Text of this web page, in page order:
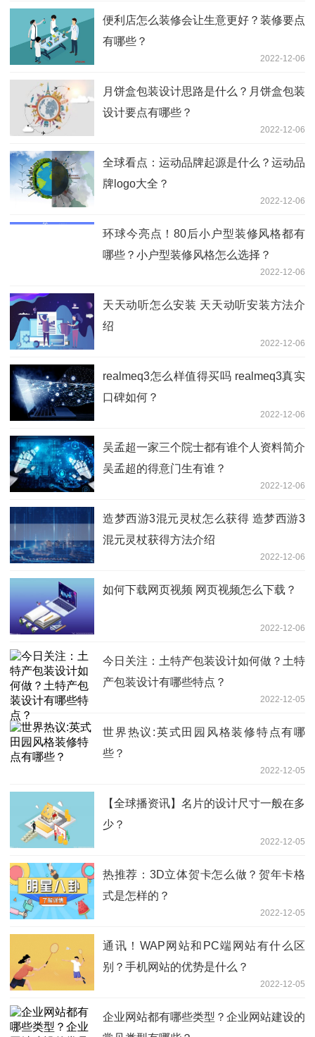
便利店怎么装修会让生意更好？装修要点
有哪些？
2022-12-06
月饼盒包装设计思路是什么？月饼盒包装
设计要点有哪些？
2022-12-06
全球看点：运动品牌起源是什么？运动品
牌logo大全？
2022-12-06
环球今亮点！80后小户型装修风格都有
哪些？小户型装修风格怎么选择？
2022-12-06
天天动听怎么安装 天天动听安装方法介
绍
2022-12-06
realmeq3怎么样值得买吗 realmeq3真实
口碑如何？
2022-12-06
吴孟超一家三个院士都有谁个人资料简介
吴孟超的得意门生有谁？
2022-12-06
造梦西游3混元灵杖怎么获得 造梦西游3
混元灵杖获得方法介绍
2022-12-06
如何下载网页视频 网页视频怎么下载？
2022-12-06
今日关注：土特产包装设计如何做？土特
产包装设计有哪些特点？
2022-12-05
世界热议:英式田园风格装修特点有哪
些？
2022-12-05
【全球播资讯】名片的设计尺寸一般在多
少？
2022-12-05
热推荐：3D立体贺卡怎么做？贺年卡格
式是怎样的？
2022-12-05
通讯！WAP网站和PC端网站有什么区
别？手机网站的优势是什么？
2022-12-05
企业网站都有哪些类型？企业网站建设的